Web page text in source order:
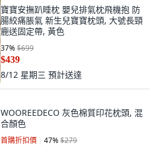
寶寶安撫趴睡枕 嬰兒排氣枕飛機抱 防
腸絞痛脹氣 新生兒寶寶枕頭, 大號長頸
鹿送固定帶, 黃色
37%$699
$439
8/12 星期三 預計送達
WOOREEDECO 灰色棉質印花枕頭, 混
合顏色
首購折扣價 47%$279